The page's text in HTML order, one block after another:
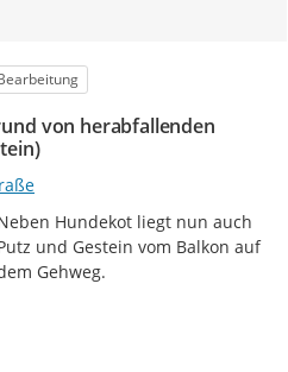
von herabfallenden
Hundekot liegt nun auch
und Gestein vom Balkon auf
Gehweg.